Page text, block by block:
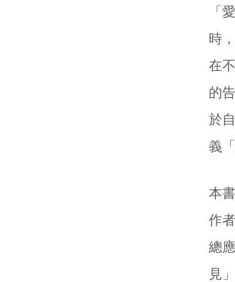
「
時
在
的
於
義
本
作
總
見